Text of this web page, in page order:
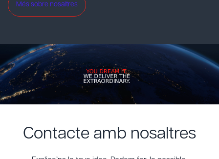
Més sobre nosaltres
Contacte amb nosaltres